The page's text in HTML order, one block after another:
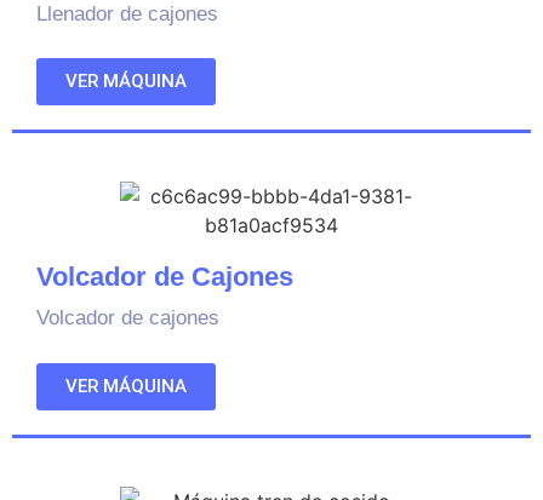
Llenador de cajones
VER MÁQUINA
Volcador de Cajones
Volcador de cajones
VER MÁQUINA